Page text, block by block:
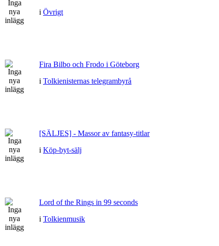
i Övrigt
Fira Bilbo och Frodo i Göteborg
i Tolkienisternas telegrambyrå
[SÄLJES] - Massor av fantasy-titlar
i Köp-byt-sälj
Lord of the Rings in 99 seconds
i Tolkienmusik